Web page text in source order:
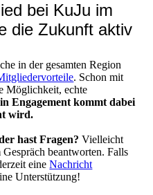
bei KuJu im
die Zukunft aktiv
in der gesamten Region
. Schon mit
Möglichkeit, echte
Engagement kommt dabei
wird.
hast Fragen?Vielleicht
beantworten. Falls
eineNachricht
Unterstützung!